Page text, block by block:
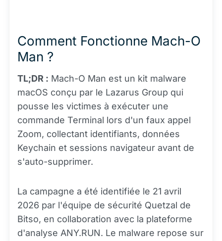
Comment Fonctionne Mach-O
Man ?
TL;DR : Mach-O Man est un kit malware
macOS conçu par le Lazarus Group qui
pousse les victimes à exécuter une
commande Terminal lors d'un faux appel
Zoom, collectant identifiants, données
Keychain et sessions navigateur avant de
s'auto-supprimer.
La campagne a été identifiée le 21 avril
2026 par l'équipe de sécurité Quetzal de
Bitso, en collaboration avec la plateforme
d'analyse ANY.RUN. Le malware repose sur